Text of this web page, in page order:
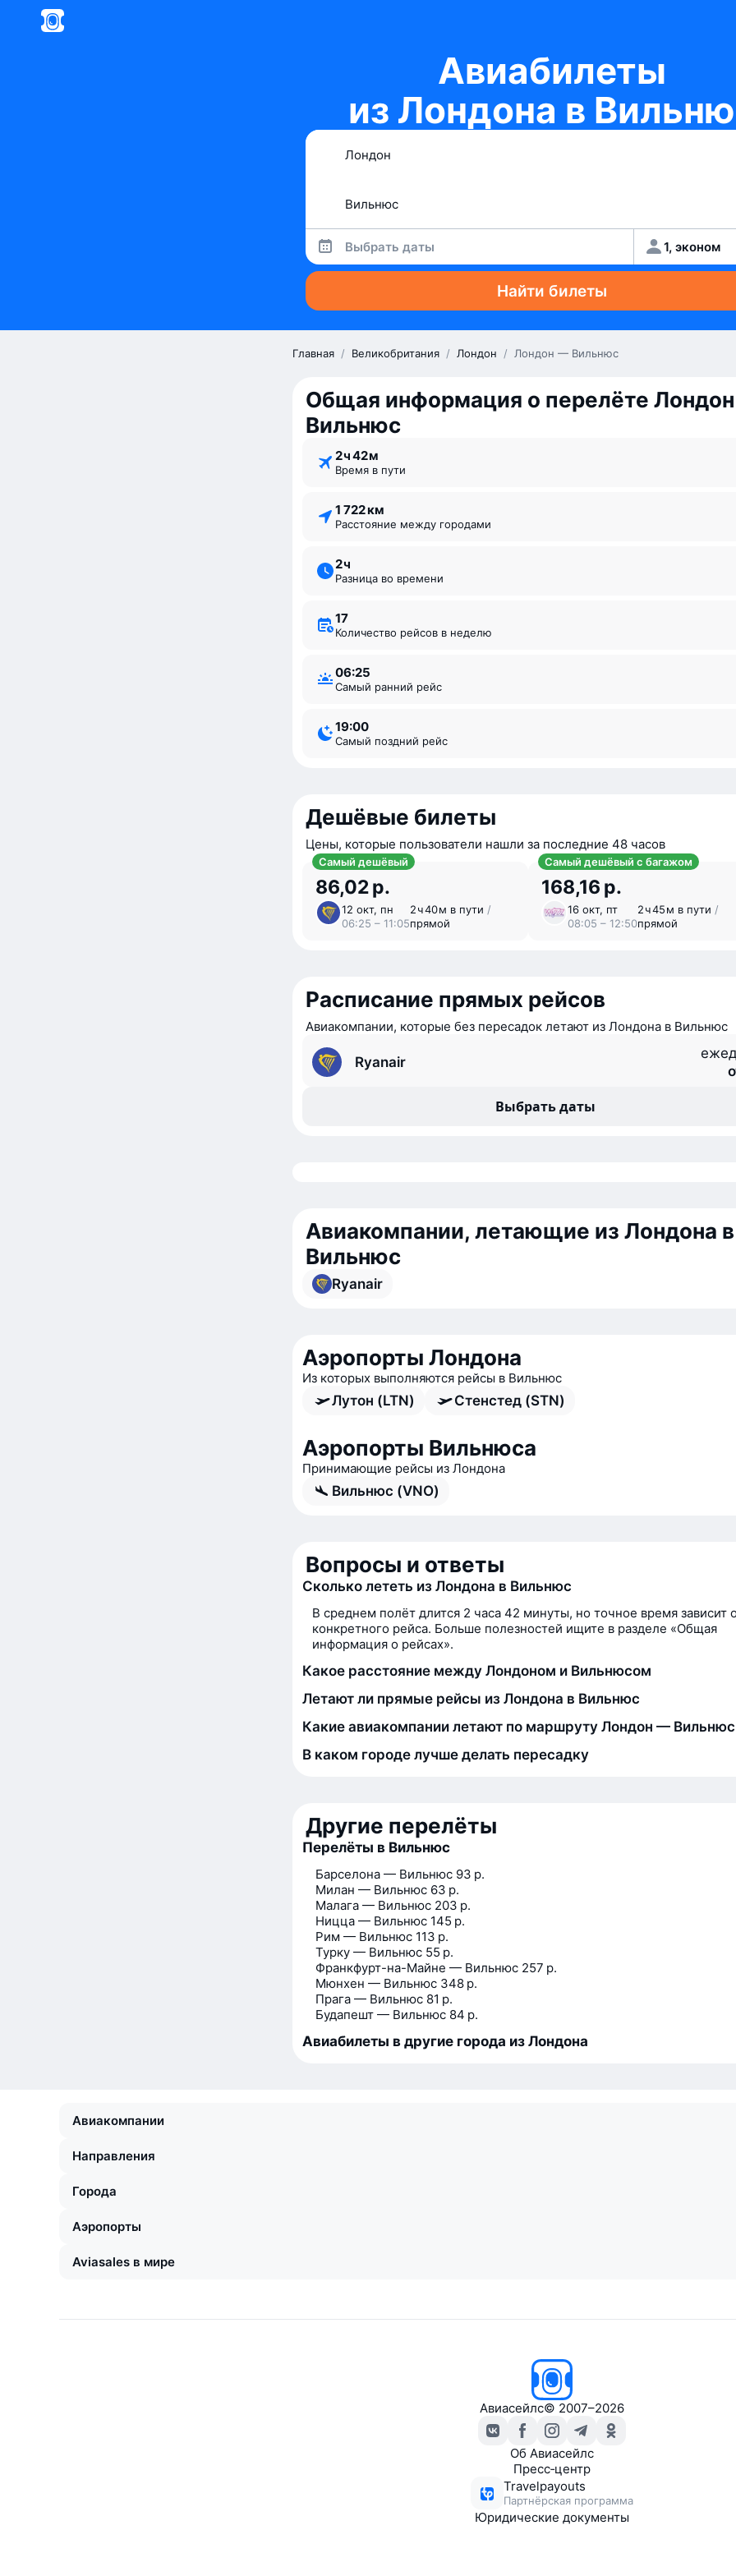
Авиабилеты
из Лондона в
Выбрать даты 1, эконом
Найти билеты
Главная / Великобритания / Лондон / Лондон — Вильнюс
Общая информация о перелёте
Вильнюс
2 ⁠ч 42 ⁠м
Время в пути
1 722 км
Расстояние между городами
2 ⁠ч
Разница во времени
17
Количество рейсов в неделю
06:25
Самый ранний рейс
19:00
Самый поздний рейс
Дешёвые билеты
Цены, которые пользователи нашли за последние 48 часов
Самый дешёвый
86,02 р.
12 окт, пн
06:25 – 11:05
2 ⁠ч 40 ⁠м в пути /
прямой
Самый дешёвый с багажом
168,16 р.
16 окт, пт
08:05 – 12:50
2 ⁠ч 45 ⁠м в пути /
прямой
Расписание прямых рейсов
Авиакомпании, которые без пересадок летают из Лондона в Вильнюс
Ryanair
Выбрать даты
Авиакомпании, летающие из Лондона в
Вильнюс
Ryanair
Аэропорты Лондона
Из которых выполняются рейсы в Вильнюс
Лутон (LTN) Стенстед (STN)
Аэропорты Вильнюса
Принимающие рейсы из Лондона
Вильнюс (VNO)
Вопросы и ответы
Сколько лететь из Лондона в Вильнюс
В среднем полёт длится 2 часа 42 минуты, но точное время зависит
конкретного рейса. Больше полезностей ищите в разделе «Общая
информация о рейсах».
Какое расстояние между Лондоном и Вильнюсом
Летают ли прямые рейсы из Лондона в Вильнюс
Какие авиакомпании летают по маршруту Лондон — Вильнюс
В каком городе лучше делать пересадку
Другие перелёты
Перелёты в Вильнюс
Барселона — Вильнюс 93 р.
Милан — Вильнюс 63 р.
Малага — Вильнюс 203 р.
Ницца — Вильнюс 145 р.
Рим — Вильнюс 113 р.
Турку — Вильнюс 55 р.
Франкфурт-на-Майне — Вильнюс 257 р.
Мюнхен — Вильнюс 348 р.
Прага — Вильнюс 81 р.
Будапешт — Вильнюс 84 р.
Авиабилеты в другие города из Лондона
Авиакомпании
Направления
Города
Аэропорты
Aviasales в мире
Авиасейлс© 2007–2026
Об Авиасейлс
Пресс‑центр
Travelpayouts
Партнёрская программа
Юридические документы